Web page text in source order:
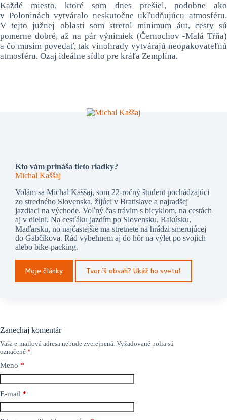
Každé miesto, ktoré som dnes prešiel, podobne ako
v Poloninách vytváralo neskutočne ukľudňujúcu atmosféru.
V tejto južnej oblasti som stretol minimum áut, cesty sú
pomerne dobré, až na pár výnimiek (Černochov -Malá Tŕňa)
a čo musím povedať, tak vinohrady vytvárajú neopakovateľnú
atmosféru. Ozaj ideálne sídlo pre kráľa Zemplína.
Kto vám prináša tieto riadky?
Michal Kaššaj
Volám sa Michal Kaššaj, som 22-ročný študent pochádzajúci
zo stredného Slovenska, žijúci v Bratislave a najradšej
jazdiaci na východe. Voľný čas trávim s bicyklom, na cestách
aj v dielni. Na cesťáku jazdím po Slovensku, Rakúsku,
Maďarsku, no najčastejšie ma stretnete na hrádzi smerujúcej
do Gabčíkova. Rád vybehnem aj do hôr na výlet po svojich
alebo bike-packing.
Moje články Tvoríš obsah? Ukáž ho svetu!
Zanechaj komentár
Vaša e-mailová adresa nebude zverejnená. Vyžadované polia sú
označené *
Meno *
E-mail *